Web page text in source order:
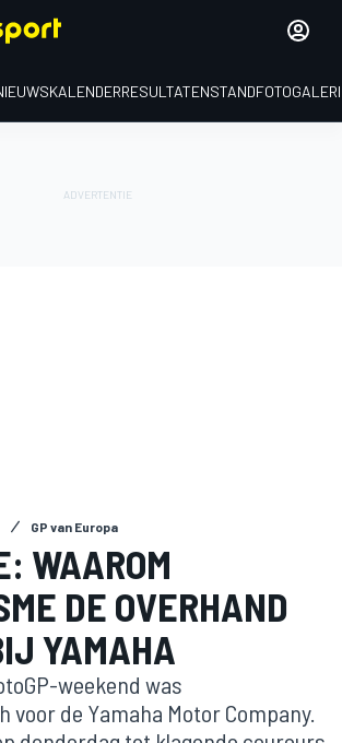
KALENDERRESULTATENSTAND
GP van Europa
WAAROM
DE OVERHAND
YAMAHA
weekend was
de Yamaha Motor Company.